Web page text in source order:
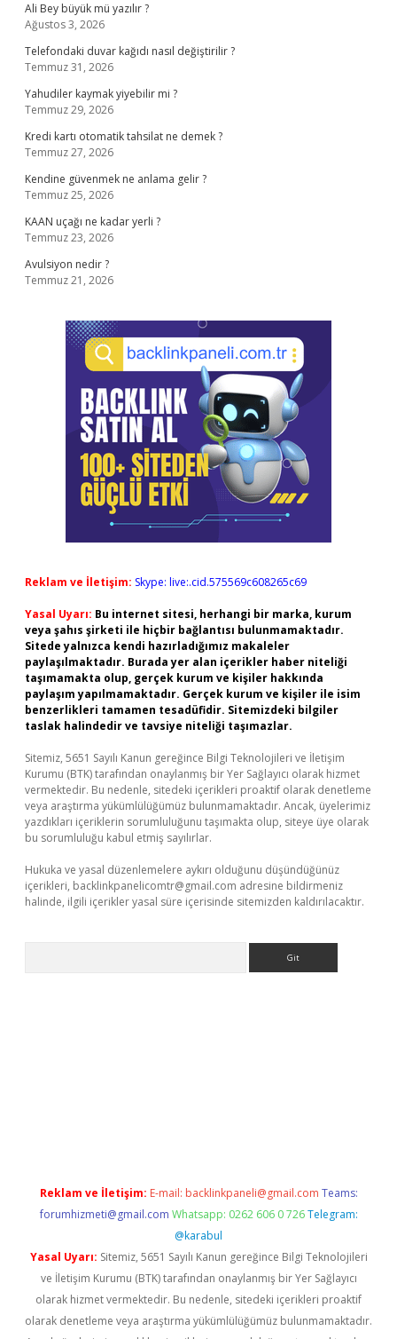
Ali Bey büyük mü yazılır ?
Ağustos 3, 2026
Telefondaki duvar kağıdı nasıl değiştirilir ?
Temmuz 31, 2026
Yahudiler kaymak yiyebilir mi ?
Temmuz 29, 2026
Kredi kartı otomatik tahsilat ne demek ?
Temmuz 27, 2026
Kendine güvenmek ne anlama gelir ?
Temmuz 25, 2026
KAAN uçağı ne kadar yerli ?
Temmuz 23, 2026
Avulsiyon nedir ?
Temmuz 21, 2026
Reklam ve İletişim: Skype: live:.cid.575569c608265c69
Yasal Uyarı: Bu internet sitesi, herhangi bir marka, kurum
veya şahıs şirketi ile hiçbir bağlantısı bulunmamaktadır.
Sitede yalnızca kendi hazırladığımız makaleler
paylaşılmaktadır. Burada yer alan içerikler haber niteliği
taşımamakta olup, gerçek kurum ve kişiler hakkında
paylaşım yapılmamaktadır. Gerçek kurum ve kişiler ile isim
benzerlikleri tamamen tesadüfidir. Sitemizdeki bilgiler
taslak halindedir ve tavsiye niteliği taşımazlar.
Sitemiz, 5651 Sayılı Kanun gereğince Bilgi Teknolojileri ve İletişim
Kurumu (BTK) tarafından onaylanmış bir Yer Sağlayıcı olarak hizmet
vermektedir. Bu nedenle, sitedeki içerikleri proaktif olarak denetleme
veya araştırma yükümlülüğümüz bulunmamaktadır. Ancak, üyelerimiz
yazdıkları içeriklerin sorumluluğunu taşımakta olup, siteye üye olarak
bu sorumluluğu kabul etmiş sayılırlar.
Hukuka ve yasal düzenlemelere aykırı olduğunu düşündüğünüz
içerikleri, backlinkpanelicomtr@gmail.com adresine bildirmeniz
halinde, ilgili içerikler yasal süre içerisinde sitemizden kaldırılacaktır.
Reklam ve İletişim: E-mail: backlinkpaneli@gmail.com Teams:
forumhizmeti@gmail.com Whatsapp: 0262 606 0 726 Telegram:
@karabul
Yasal Uyarı: Sitemiz, 5651 Sayılı Kanun gereğince Bilgi Teknolojileri
ve İletişim Kurumu (BTK) tarafından onaylanmış bir Yer Sağlayıcı
olarak hizmet vermektedir. Bu nedenle, sitedeki içerikleri proaktif
olarak denetleme veya araştırma yükümlülüğümüz bulunmamaktadır.